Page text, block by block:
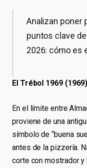
Analizan poner
puntos clave
2026: cómo es
El Trébol 1969 (1969)
En el límite entre
proviene de una
símbolo de “buena
antes de la pizzería.
corte con mostrador y